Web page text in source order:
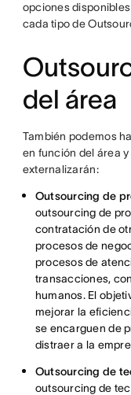
opciones
cada tipo de
del área
También podemos
en función del área
externalizarán:
Outsourcing de
outsourcing de
contratación de
procesos de
procesos de
transacciones,
humanos. El
mejorar la
se encarguen de
distraer a la
Outsourcing de
outsourcing de